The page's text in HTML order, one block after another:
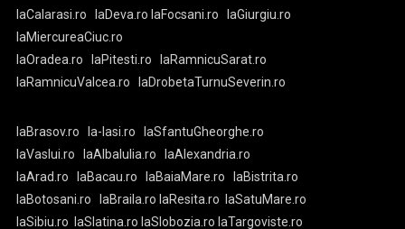
laCalarasi.ro
laDeva.ro laFocsani.ro
laGiurgiu.ro
laMiercureaCiuc.ro
laOradea.ro
laPitesti.ro
laRamnicuSarat.ro
laRamnicuValcea.ro
laDrobetaTurnuSeverin.ro
laBrasov.ro la-Iasi.ro
laSfantuGheorghe.ro
laVaslui.ro
laAlbaIulia.ro
laAlexandria.ro
laArad.ro
laBacau.ro laBaiaMare.ro
laBistrita.ro
laBotosani.ro
laBraila.ro laResita.ro
laSatuMare.ro
laSibiu.ro
laSlatina.ro laSlobozia.ro laTargoviste.ro